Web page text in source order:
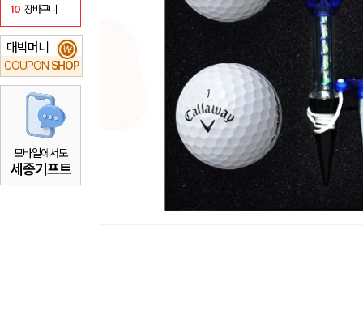
10 장바구니
대박머니
COUPON SHOP
₩
모바일에서도
세종기프트